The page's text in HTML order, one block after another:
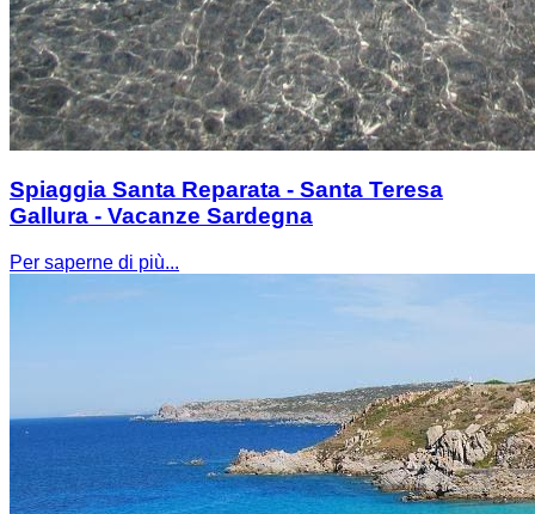
Spiaggia Santa Reparata - Santa Teresa
Gallura - Vacanze Sardegna
Per saperne di più...